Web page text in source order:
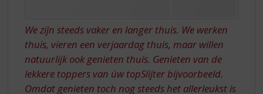
We zijn steeds vaker en langer thuis. We werken
thuis, vieren een verjaardag thuis, maar willen
natuurlijk ook genieten thuis. Genieten van de
lekkere toppers van úw topSlijter bijvoorbeeld.
Omdat genieten toch nog steeds het allerleukst is